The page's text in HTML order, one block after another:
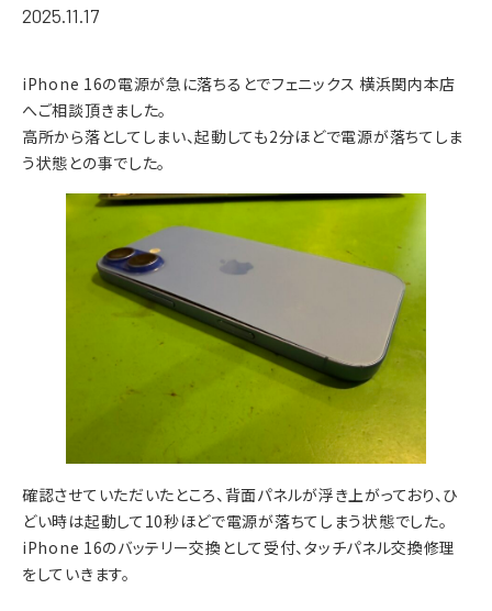
2025.11.17
iPhone 16の電源が急に落ちるとでフェニックス 横浜関内本店
へご相談頂きました。
高所から落としてしまい、起動しても2分ほどで電源が落ちてしま
う状態との事でした。
確認させていただいたところ、背面パネルが浮き上がっており、ひ
どい時は起動して10秒ほどで電源が落ちてしまう状態でした。
iPhone 16のバッテリー交換として受付、タッチパネル交換修理
をしていきます。